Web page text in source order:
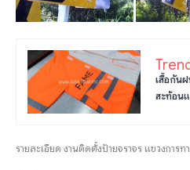
เสื้อกัน
สะท้อน
รายละเอียด งานติดตั้งป้ายจราจร แขวงการ